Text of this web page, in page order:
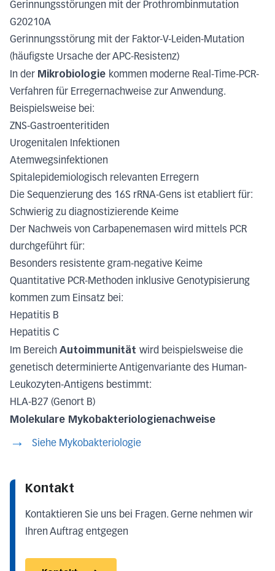
Gerinnungsstörungen mit der Prothrombinmutation
G20210A
Gerinnungsstörung mit der Faktor-V-Leiden-Mutation
(häufigste Ursache der APC-Resistenz)
In der Mikrobiologie kommen moderne Real-Time-PCR-
Verfahren für Erregernachweise zur Anwendung.
Beispielsweise bei:
ZNS-Gastroenteritiden
Urogenitalen Infektionen
Atemwegsinfektionen
Spitalepidemiologisch relevanten Erregern
Die Sequenzierung des 16S rRNA-Gens ist etabliert für:
Schwierig zu diagnostizierende Keime
Der Nachweis von Carbapenemasen wird mittels PCR
durchgeführt für:
Besonders resistente gram-negative Keime
Quantitative PCR-Methoden inklusive Genotypisierung
kommen zum Einsatz bei:
Hepatitis B
Hepatitis C
Im Bereich Autoimmunität wird beispielsweise die
genetisch determinierte Antigenvariante des Human-
Leukozyten-Antigens bestimmt:
HLA-B27 (Genort B)
Molekulare Mykobakteriologienachweise
Siehe Mykobakteriologie
Kontakt
Kontaktieren Sie uns bei Fragen. Gerne nehmen wir
Ihren Auftrag entgegen